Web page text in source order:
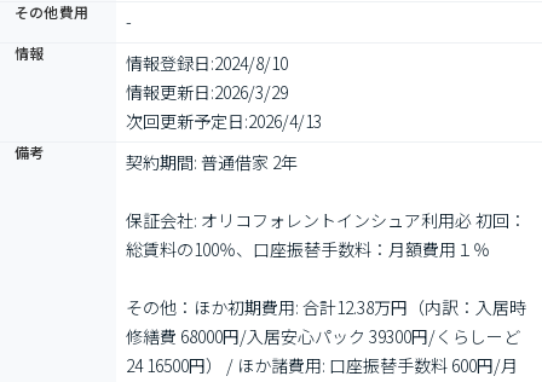
その他費用 -
情報 情報登録日:2024/8/10
情報更新日:2026/3/29
次回更新予定日:2026/4/13
備考 契約期間: 普通借家 2年
保証会社: オリコフォレントインシュア利用必 初回：
総賃料の100％、口座振替手数料：月額費用１％
その他：ほか初期費用: 合計12.38万円（内訳：入居時
修繕費 68000円/入居安心パック 39300円/くらしーど
24 16500円） / ほか諸費用: 口座振替手数料 600円/月